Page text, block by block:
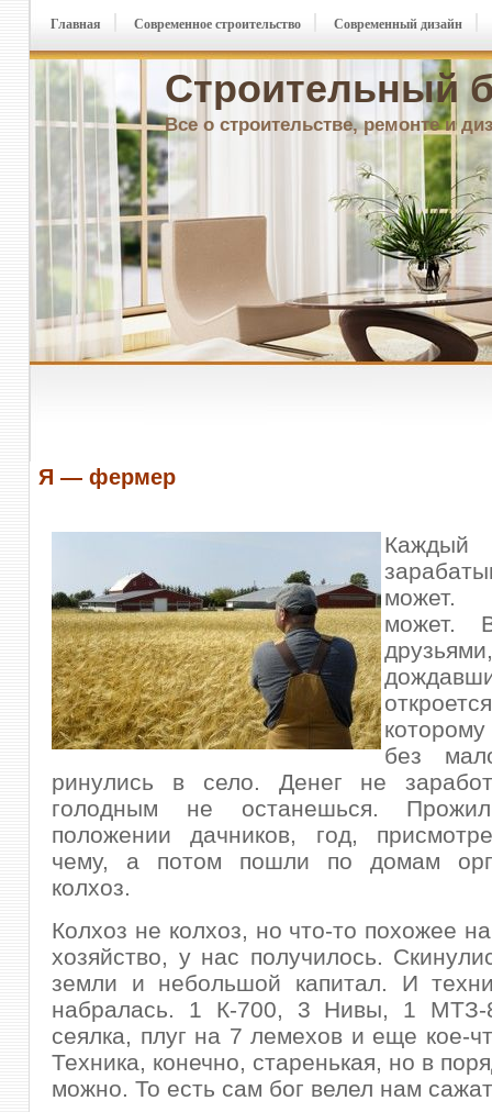
Строительный
Все о строительстве, ремонте и
Главная Современное строительство Современный дизайн
Я — фермер
может.
без
ринулись в село. Денег не
голодным не останешься.
положении дачников, год,
чему, а потом пошли по домам
колхоз.
Колхоз не колхоз, но что-то похожее
хозяйство, у нас получилось.
земли и небольшой капитал. И
набралась. 1 К-700, 3 Нивы, 1 МТЗ-
сеялка, плуг на 7 лемехов и еще кое-
Техника, конечно, старенькая, но в
можно. То есть сам бог велел нам